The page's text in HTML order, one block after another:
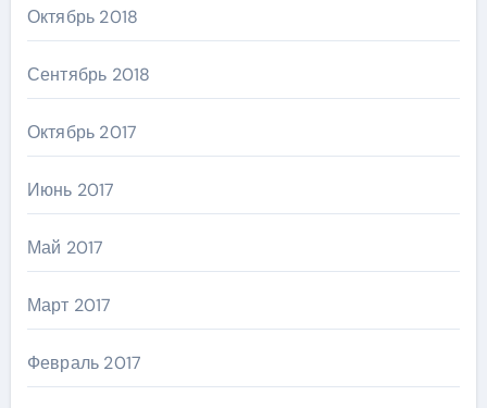
Октябрь 2018
Сентябрь 2018
Октябрь 2017
Июнь 2017
Май 2017
Март 2017
Февраль 2017